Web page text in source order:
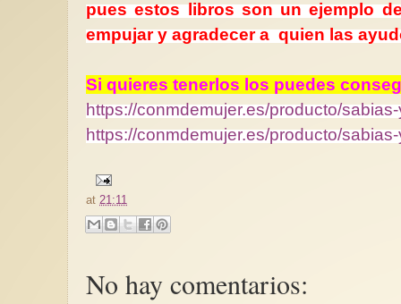
pues estos libros son un ejemplo
empujar y agradecer a quien las
Si quieres tenerlos los puedes
https://conmdemujer.es/producto/
https://conmdemujer.es/producto/
at 21:11
No hay comentarios: